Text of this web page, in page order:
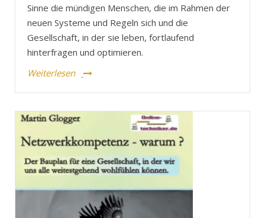
Sinne die mündigen Menschen, die im Rahmen der
neuen Systeme und Regeln sich und die
Gesellschaft, in der sie leben, fortlaufend
hinterfragen und optimieren.
Weiterlesen